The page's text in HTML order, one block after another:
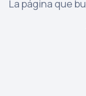
La página que